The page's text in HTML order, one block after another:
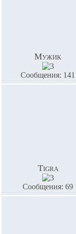
Мужик
Сообщения: 141
Tigra
Сообщения: 69